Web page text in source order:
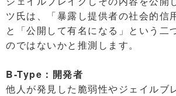
ツ氏は、「暴露し提供者の社会的信
と「公開して有名になる」という二
のではないかと推測します。
B-Type：開発者
他人が発見した脆弱性やジェイルブ